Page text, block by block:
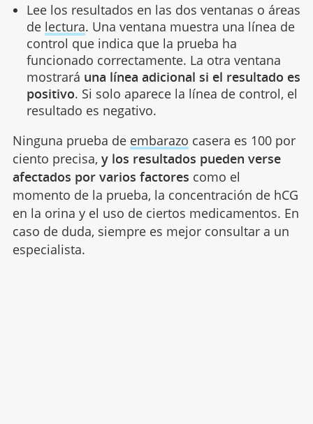
Lee los resultados en las dos ventanas o áreas
de lectura. Una ventana muestra una línea de
control que indica que la prueba ha
funcionado correctamente. La otra ventana
mostrará una línea adicional si el resultado es
positivo. Si solo aparece la línea de control, el
resultado es negativo.
Ninguna prueba de embarazo casera es 100 por
ciento precisa, y los resultados pueden verse
afectados por varios factores como el
momento de la prueba, la concentración de hCG
en la orina y el uso de ciertos medicamentos. En
caso de duda, siempre es mejor consultar a un
especialista.